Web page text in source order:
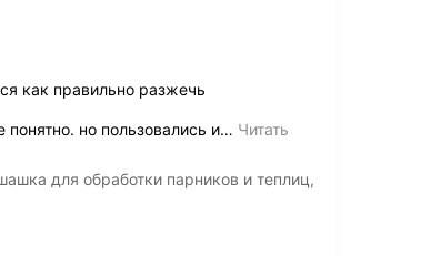
как правильно разжечь
но пользовались и… Читать
для обработки парников и теплиц,